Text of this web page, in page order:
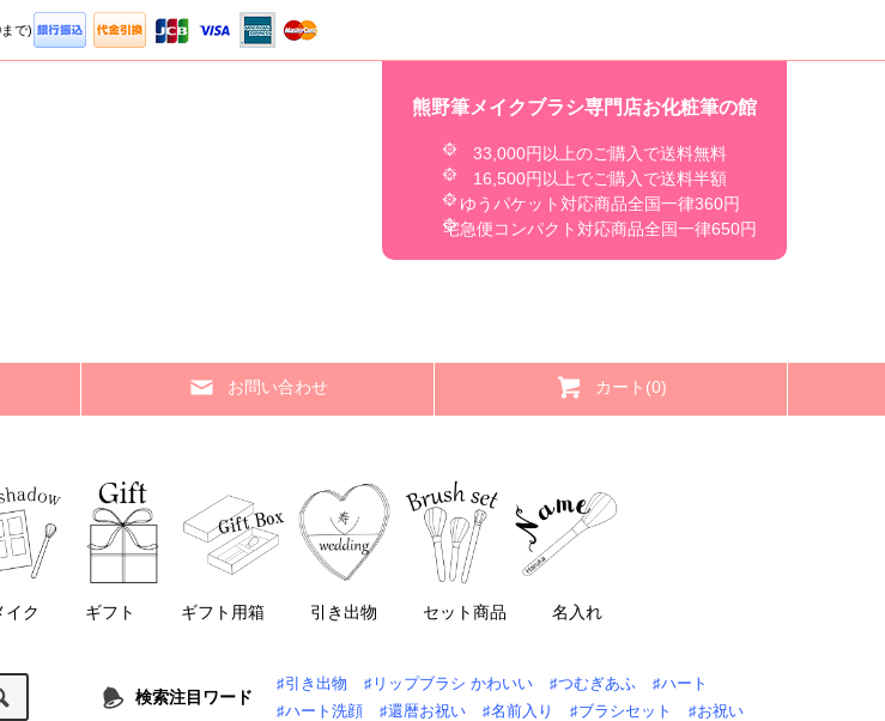
で)
熊野筆メイクブラシ専門店お化粧筆の館
33,000円以上のご購入で送料無料
16,500円以上でご購入で送料半額
ゆうパケット対応商品全国一律360円
宅急便コンパクト対応商品全国一律650円
お問い合わせ カート(0)
イク ギフト ギフト用箱 引き出物 セット商品 名入れ
検索注目ワード
♯引き出物 ♯リップブラシ かわいい ♯つむぎあふ
♯ハート
♯ハート洗顔
♯還暦お祝い ♯名前入り ♯ブラシセット
♯お祝い